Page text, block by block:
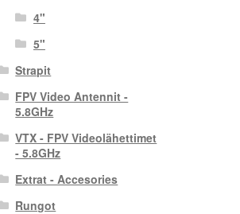
4"
5"
Strapit
FPV Video Antennit -
5.8GHz
VTX - FPV Videolähettimet
- 5.8GHz
Extrat - Accesories
Rungot